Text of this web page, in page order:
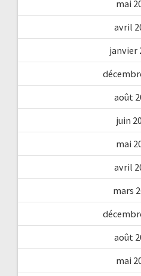
mai
avril
janvier
août
juin
mai
avril
mars
août
mai